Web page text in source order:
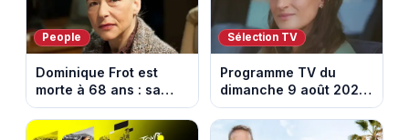
People
Dominique Frot est
morte à 68 ans : sa
sœur Catherine Frot
annonce la triste
Sélection TV
Programme TV du
dimanche 9 août 2026
: notre sélection pour
votre soirée télé